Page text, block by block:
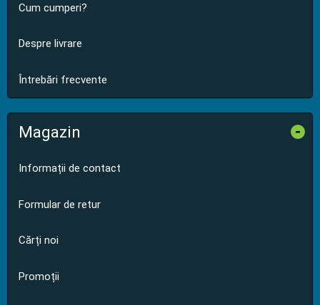
Cum cumperi?
Despre livrare
Întrebări frecvente
Magazin -
Informații de contact
Formular de retur
Cărți noi
Promoții